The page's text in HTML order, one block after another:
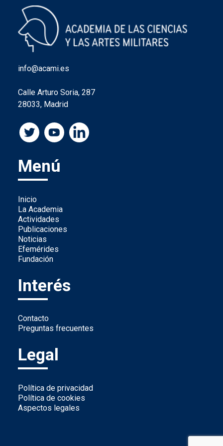
info@acami.es
Calle Arturo Soria, 287
28033, Madrid
Menú
Inicio
La Academia
Actividades
Publicaciones
Noticias
Efemérides
Fundación
Interés
Contacto
Preguntas frecuentes
Legal
Política de privacidad
Política de cookies
Aspectos legales